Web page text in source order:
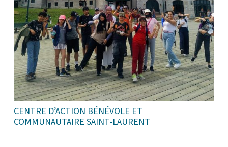
CENTRE D’ACTION BÉNÉVOLE ET
COMMUNAUTAIRE SAINT-LAURENT